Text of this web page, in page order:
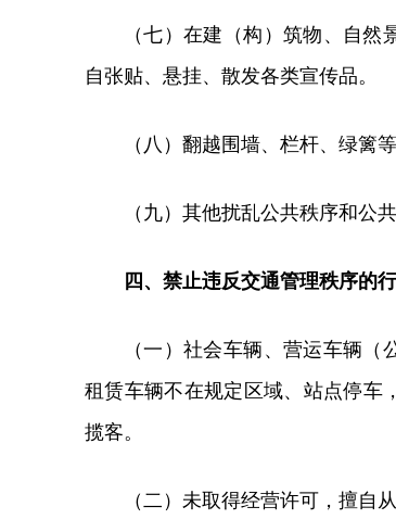
（七）在建（构）筑物、自
自张贴、悬挂、散发各类宣传品。
（八）翻越围墙、栏杆、绿篱
（九）其他扰乱公共秩序和公
四、禁止违反交通管理秩序的
（一）社会车辆、营运车辆
租赁车辆不在规定区域、站点停车
揽客。
（二）未取得经营许可，擅自